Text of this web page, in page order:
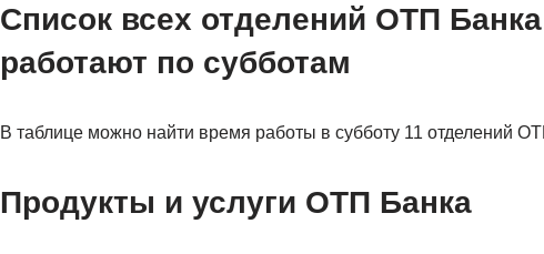
Список всех отделений ОТП
работают по субботам
В таблице можно найти время работы в субботу 11 отделений
Продукты и услуги ОТП Банка